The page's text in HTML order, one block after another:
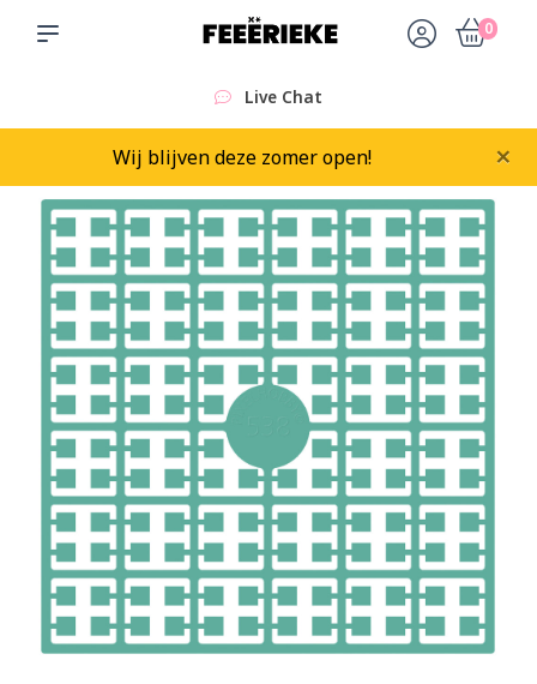
0
Live Chat
Wij blijven deze zomer open! ×